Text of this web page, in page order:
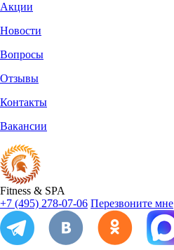
Акции
Новости
Вопросы
Отзывы
Контакты
Вакансии
Fitness & SPA
+7 (495) 278-07-06 Перезвоните мне